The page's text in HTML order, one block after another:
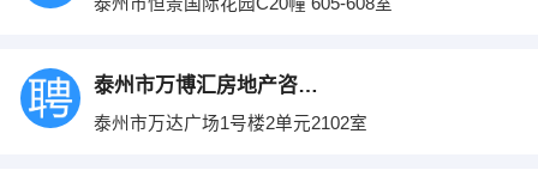
泰州市恒景国际花园C20幢 605-608室
泰州市万博汇房地产咨询有限公司
泰州市万达广场1号楼2单元2102室